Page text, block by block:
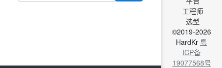
工程师
选型
©2019-2026
HardKr 粤
ICP备
19077568号